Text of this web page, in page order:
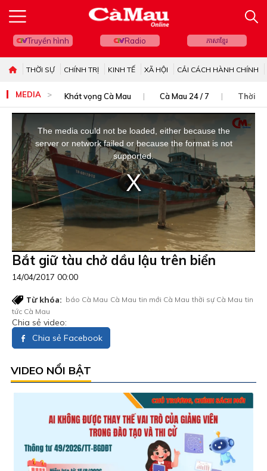
Truyền hình Radio ភាសាខ្មែរ
THỜI SỰ CHÍNH TRỊ KINH TẾ XÃ HỘI CẢI CÁCH HÀNH CHÍNH
MEDIA Khát vọng Cà Mau Cà Mau 24 / 7 Thời sự
This
is
a
modal
window.
The media could not be loaded, either because the
server or network failed or because the format is not
supported.
Bắt giữ tàu chở dầu lậu trên biển
14/04/2017 00:00
Từ khóa: báo Cà Mau Cà Mau tin mới Cà Mau thời sự Cà Mau tin
tức Cà Mau
Chia sẻ video:
Chia sẻ Facebook
VIDEO NỔI BẬT